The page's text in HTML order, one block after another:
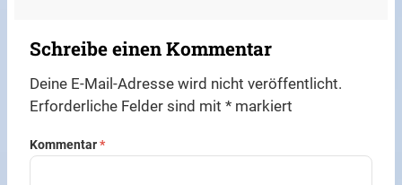
Schreibe einen Kommentar
Deine E-Mail-Adresse wird nicht veröffentlicht.
Erforderliche Felder sind mit* markiert
Kommentar*